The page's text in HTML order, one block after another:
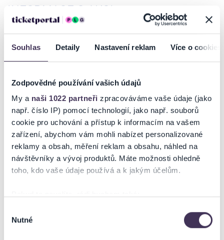
Souhlas Detaily Nastavení reklam Více o cookies
Zodpovědné používání vašich údajů
My a naši 1022 partneři zpracováváme vaše údaje (jako
např. číslo IP) pomocí technologií, jako např. souborů
cookie pro uchování a přístup k informacím na vašem
zařízení, abychom vám mohli nabízet personalizované
reklamy a obsah, měření reklam a obsahu, náhled na
návštěvníky a vývoj produktů. Máte možnosti ohledně
toho, kdo vaše údaje používá a k jakým účelům.
které mohou být přesné na několik metrů
souhlasu
Nutné
INFORMACE O AKCI
letos opět uskuteční na hřišti RK
Petrovice, kde se představí nejúspěšnější týmy starého kontinentu:
Belgie, Polsko. Přijďte podpořit
naše mladé naděje!
Více informací na www.rugbyunion.cz.
Fotogalerie zde:Flickr.com
Ticketportal je zárukou pravosti vstupenek
originální vstupenky.
zakoupených na přeprodejních portálech. Ticketportal s